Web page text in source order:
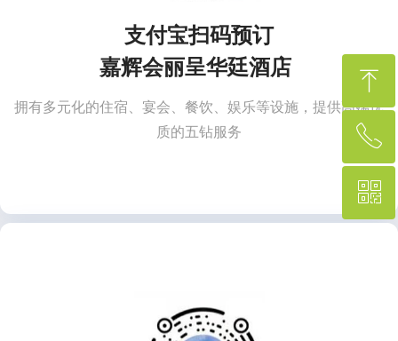
支付宝扫码预订
嘉辉会丽呈华廷酒店
拥有多元化的住宿、宴会、餐饮、娱乐等设施，提供高端优
质的五钻服务
ꁸ
回到顶部
ꂅ
400-001-8887
ꀥ